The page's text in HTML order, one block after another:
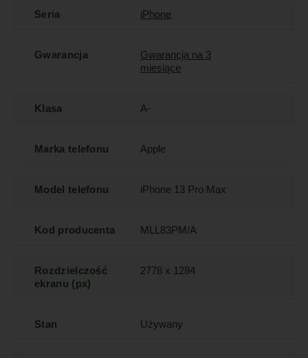
Seria iPhone
Gwarancja
Gwarancja na 3
miesiące
Klasa A-
Marka telefonu Apple
Model telefonu iPhone 13 Pro Max
Kod producenta MLL83PM/A
Rozdzielczość
ekranu (px)
2778 x 1284
Stan Używany